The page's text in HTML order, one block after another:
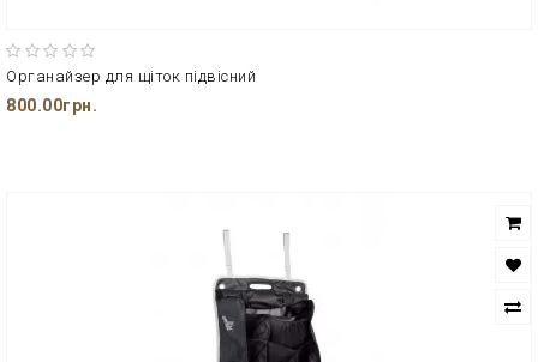
Органайзер для щіток підвісний
800.00грн.